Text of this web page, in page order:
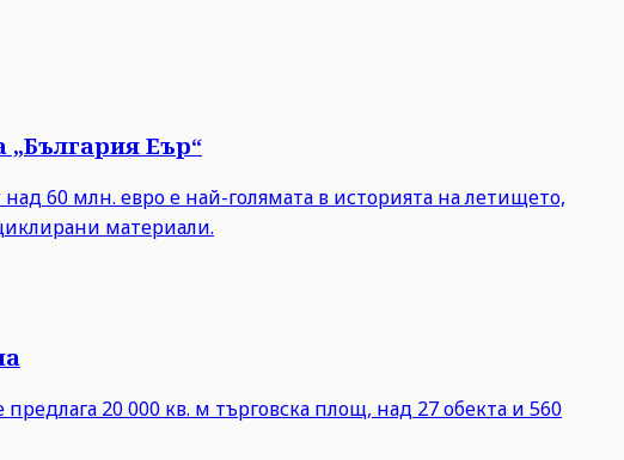
„България Еър“
60 млн. евро е най-голямата в историята на летището,
материали.
20 000 кв. м търговска площ, над 27 обекта и 560